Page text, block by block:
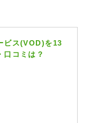
ビス(VOD)を13
口コミは？